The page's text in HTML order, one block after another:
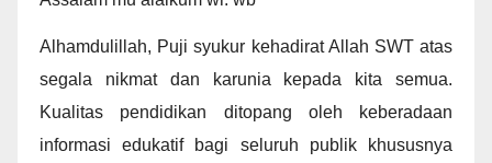
Alhamdulillah, Puji syukur kehadirat Allah SWT atas
segala nikmat dan karunia kepada kita semua.
Kualitas pendidikan ditopang oleh keberadaan
informasi edukatif bagi seluruh publik khususnya